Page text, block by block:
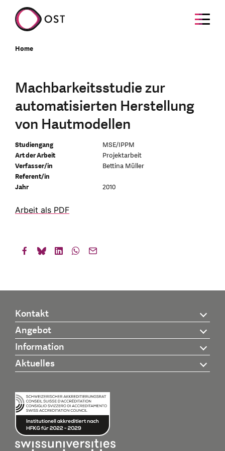
Home
Machbarkeitsstudie zur
automatisierten Herstellung
von Hautmodellen
Studiengang
MSE/IPPM
Art der Arbeit
Projektarbeit
Verfasser/in
Bettina Müller
Referent/in
Jahr
2010
Arbeit als PDF
Kontakt
Angebot
Information
Aktuelles